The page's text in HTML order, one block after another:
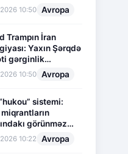
10:50 Avropa
Trampın İran
Yaxın Şərqdə
gərginlik
10:50 Avropa
sistemi:
görünməz
10:22 Avropa